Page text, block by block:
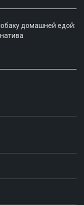
домашней едой: